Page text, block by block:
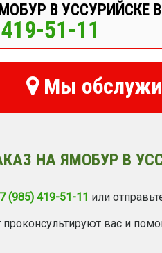
В
51-11
Мы
НА ЯМОБУР В
(985) 419-51-11 или
вас и